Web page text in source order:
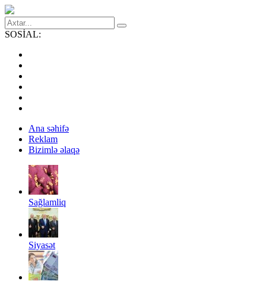
SOSİAL:
Ana səhifə
Reklam
Bizimlə əlaqə
Sağlamliq
Siyasət